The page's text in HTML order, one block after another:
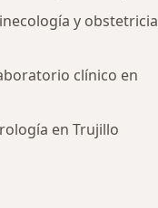
y obstetricia
clínico en
en Trujillo